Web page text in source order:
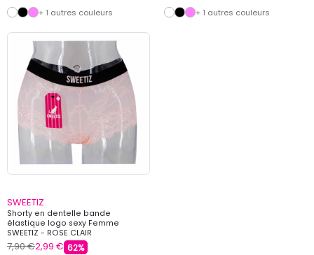
+ 1 autres couleurs
+ 1 autres couleurs
SWEETIZ
Shorty en dentelle bande
élastique logo sexy Femme
SWEETIZ - ROSE CLAIR
7,90 €2,99 € 62%